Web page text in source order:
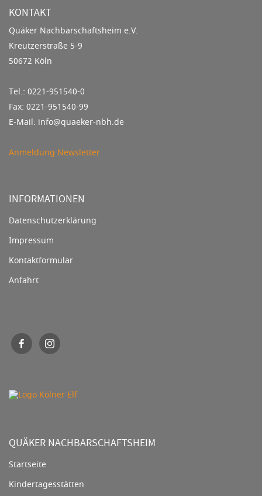
KONTAKT
Quäker Nachbarschaftsheim e.V.
Kreutzerstraße 5-9
50672 Köln
Tel.: 0221-951540-0
Fax: 0221-951540-99
E-Mail: info@quaeker-nbh.de
Anmeldung Newsletter
INFORMATIONEN
Datenschutzerklärung
Impressum
Kontaktformular
Anfahrt
QUÄKER NACHBARSCHAFTSHEIM
Startseite
Kindertagesstätten